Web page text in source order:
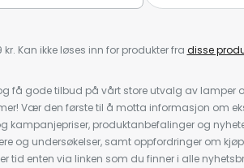
Kan ikke løses inn for produkter fra disse
få gode tilbud på vårt store utvalg av lamper
Vær den første til å motta informasjon om
kampanjepriser, produktanbefalinger og
og undersøkelser, samt oppfordringer om
tid enten via linken som du finner i alle